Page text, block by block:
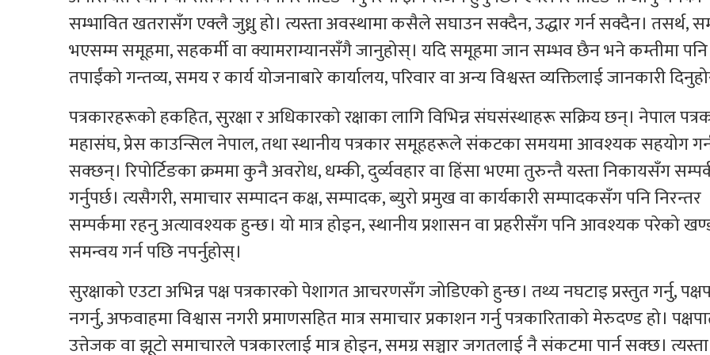
सम्भावित खतरासँग एक्लै जुध्नु हो। त्यस्ता अवस्थामा कसैले सघाउन सक्दैन, उद्धार गर्न सक्दैन। तसर्थ,
भएसम्म समूहमा, सहकर्मी वा क्यामराम्यानसँगै जानुहोस्। यदि समूहमा जान सम्भव छैन भने कम्तीमा पनि
तपाईंको गन्तव्य, समय र कार्य योजनाबारे कार्यालय, परिवार वा अन्य विश्वस्त व्यक्तिलाई जानकारी
पत्रकारहरूको हकहित, सुरक्षा र अधिकारको रक्षाका लागि विभिन्न संघसंस्थाहरू सक्रिय छन्। नेपाल
महासंघ, प्रेस काउन्सिल नेपाल, तथा स्थानीय पत्रकार समूहहरूले संकटका समयमा आवश्यक सहयोग
सक्छन्। रिपोर्टिङका क्रममा कुनै अवरोध, धम्की, दुर्व्यवहार वा हिंसा भएमा तुरुन्तै यस्ता निकायसँग
गर्नुपर्छ। त्यसैगरी, समाचार सम्पादन कक्ष, सम्पादक, ब्युरो प्रमुख वा कार्यकारी सम्पादकसँग पनि निरन्तर
सम्पर्कमा रहनु अत्यावश्यक हुन्छ। यो मात्र होइन, स्थानीय प्रशासन वा प्रहरीसँग पनि आवश्यक परेको
समन्वय गर्न पछि नपर्नुहोस्।
सुरक्षाको एउटा अभिन्न पक्ष पत्रकारको पेशागत आचरणसँग जोडिएको हुन्छ। तथ्य नघटाइ प्रस्तुत गर्नु,
नगर्नु, अफवाहमा विश्वास नगरी प्रमाणसहित मात्र समाचार प्रकाशन गर्नु पत्रकारिताको मेरुदण्ड हो।
उत्तेजक वा झूटो समाचारले पत्रकारलाई मात्र होइन, समग्र सञ्चार जगतलाई नै संकटमा पार्न सक्छ। त्यस्ता